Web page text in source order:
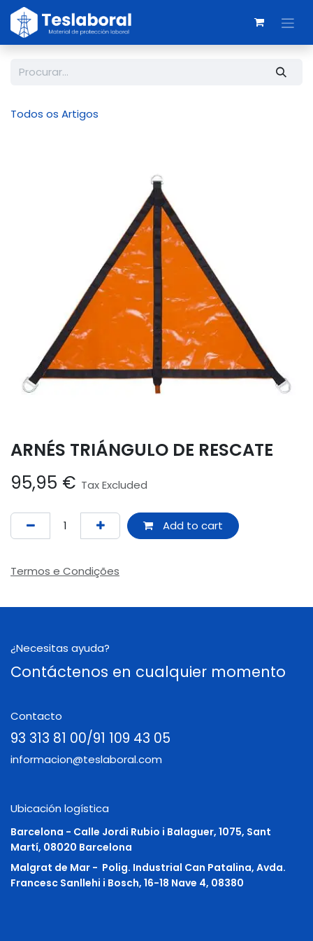
Skip to Content
Todos os Artigos
ARNÉS TRIÁNGULO DE RESCATE
95,95 € Tax Excluded
Add to cart
Termos e Condições
¿Necesitas ayuda?
Contáctenos en cualquier momento
Contacto
93 313 81 00/91 109 43 05
informacion@teslaboral.com
Ubicación logística
Barcelona - Calle Jordi Rubio i Balaguer, 1075, Sant
Martí, 08020 Barcelona
Malgrat de Mar - Polig. Industrial Can Patalina, Avda.
Francesc Sanllehi i Bosch, 16-18 Nave 4, 08380